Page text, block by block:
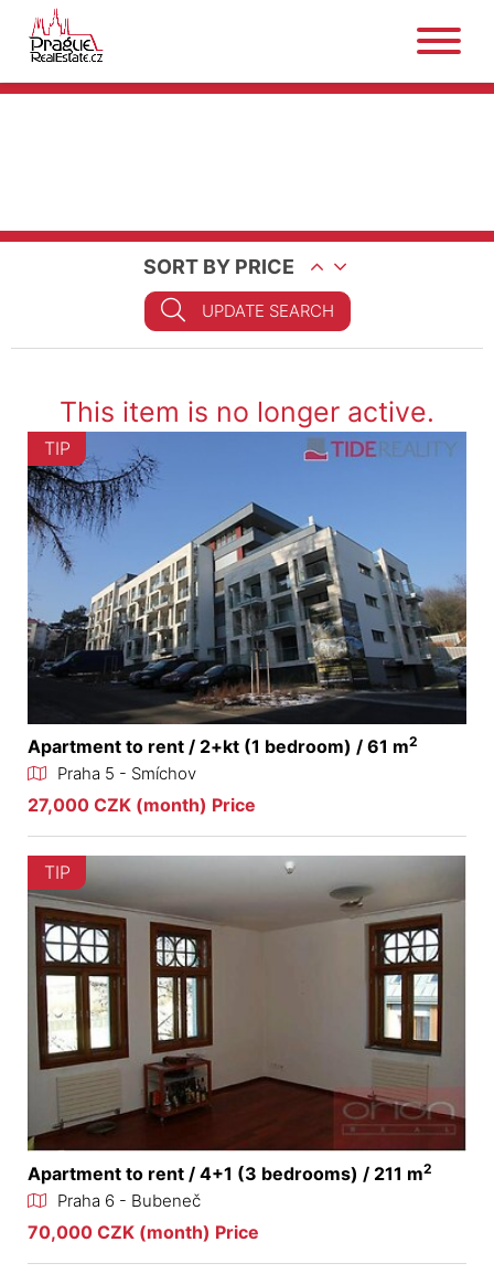
SORT BY PRICE
UPDATE SEARCH
This item is no longer active.
TIP
Apartment to rent / 2+kt (1 bedroom) / 61 m2
Praha 5 - Smíchov
27,000 CZK (month) Price
TIP
Apartment to rent / 4+1 (3 bedrooms) / 211 m2
Praha 6 - Bubeneč
70,000 CZK (month) Price